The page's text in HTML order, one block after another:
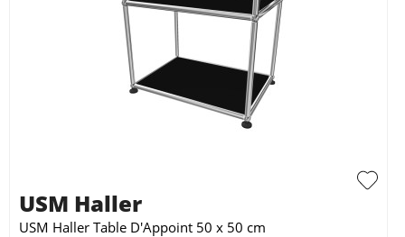
USM Haller
USM Haller Table D'Appoint 50 x 50 cm